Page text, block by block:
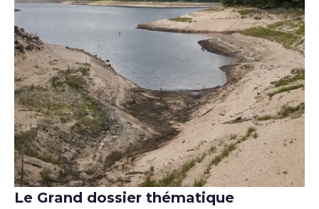
©Beatrix Von Conta
Le Grand dossier thématique